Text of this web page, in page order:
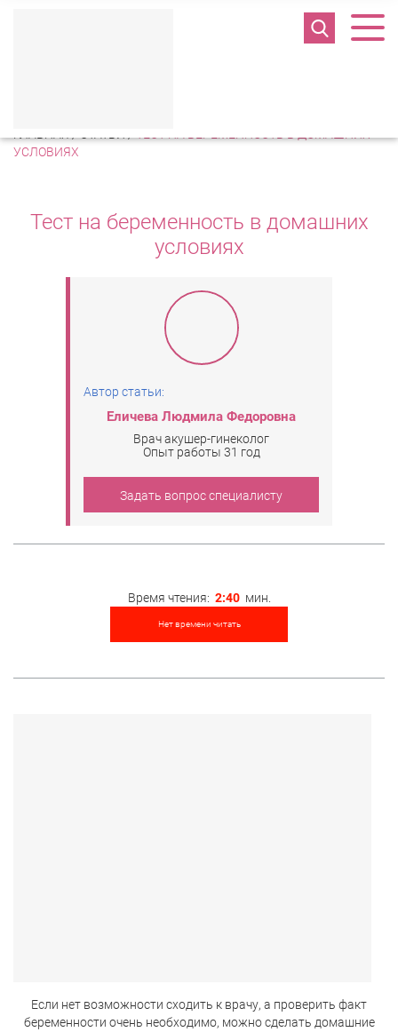
УСЛОВИЯХ
Тест на беременность в домашних
условиях
Автор статьи:
Еличева Людмила Федоровна
Врач акушер-гинеколог
Опыт работы 31 год
Задать вопрос специалисту
Время чтения: 2:40 мин.
Нет времени читать
Если нет возможности сходить к врачу, а проверить факт
беременности очень необходимо, можно сделать домашние